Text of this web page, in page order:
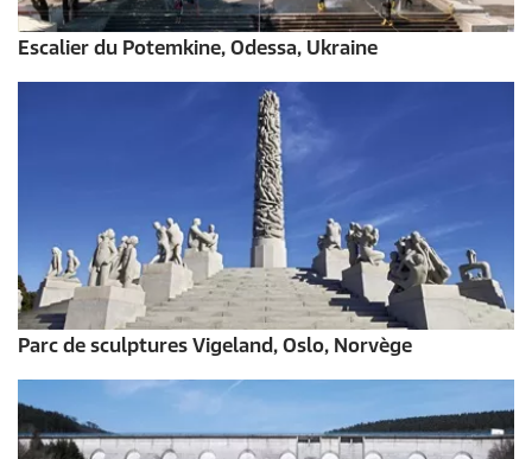
Escalier du Potemkine, Odessa, Ukraine
Parc de sculptures Vigeland, Oslo, Norvège